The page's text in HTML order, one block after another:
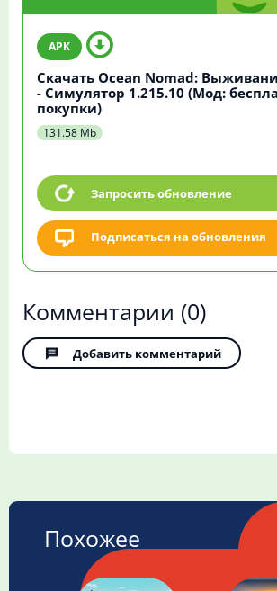
Скачать Ocean Nomad:
- Симулятор 1.215.10 (Мод:
покупки)
131.58 Mb
Запросить обновление
Подписаться на обновления
Комментарии (0)
Добавить комментарий
Похожее